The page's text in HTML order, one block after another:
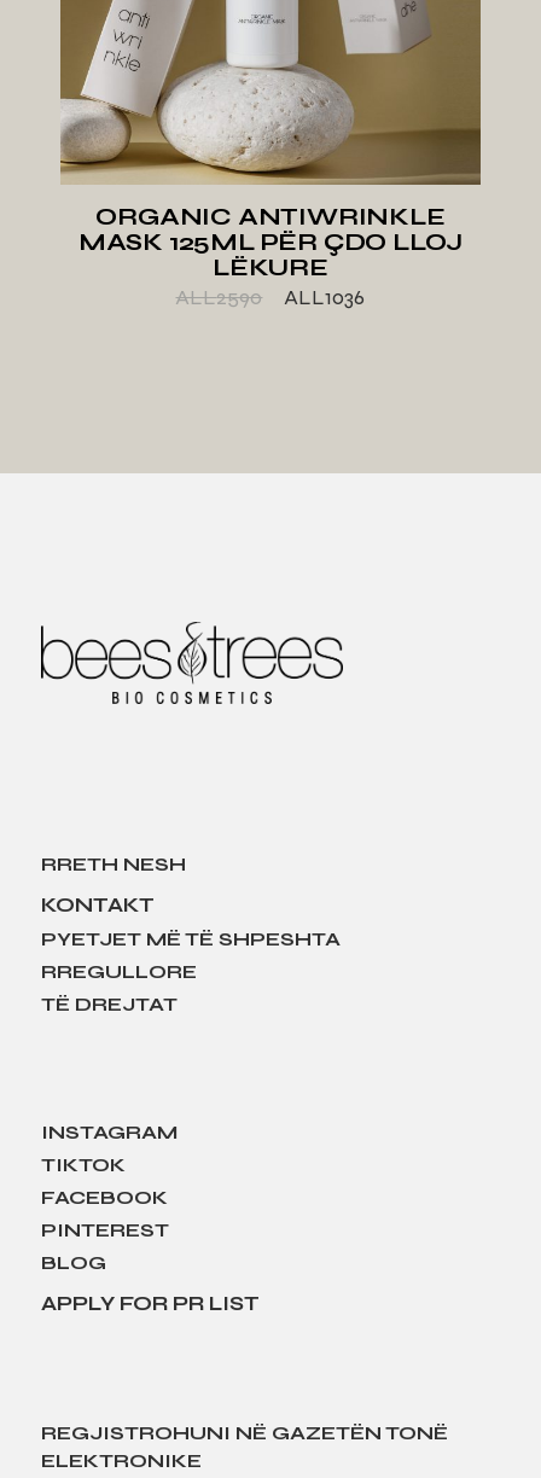
ORGANIC ANTIWRINKLE
MASK 125ML PËR ÇDO LLOJ
LËKURE
ALL2590 ALL1036
RRETH NESH
KONTAKT
PYETJET MË TË SHPESHTA
RREGULLORE
TË DREJTAT
INSTAGRAM
TIKTOK
FACEBOOK
PINTEREST
BLOG
APPLY FOR PR LIST
REGJISTROHUNI NË GAZETËN TONË
ELEKTRONIKE